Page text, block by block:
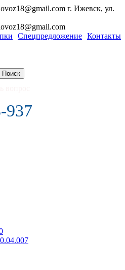
г. Ижевск, ул.
Спецпредложение Контакты
Поиск
937